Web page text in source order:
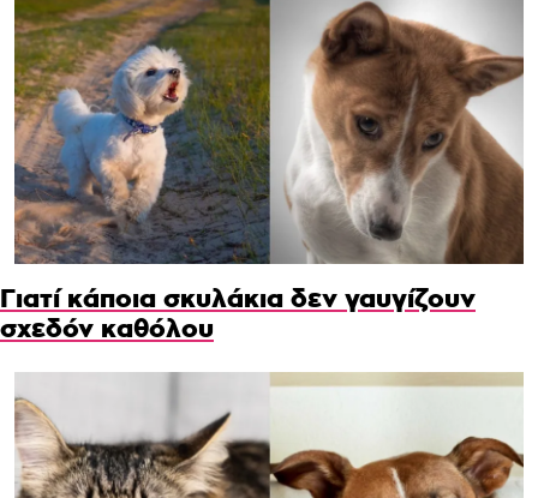
Γιατί κάποια σκυλάκια δεν γαυγίζουν
σχεδόν καθόλου